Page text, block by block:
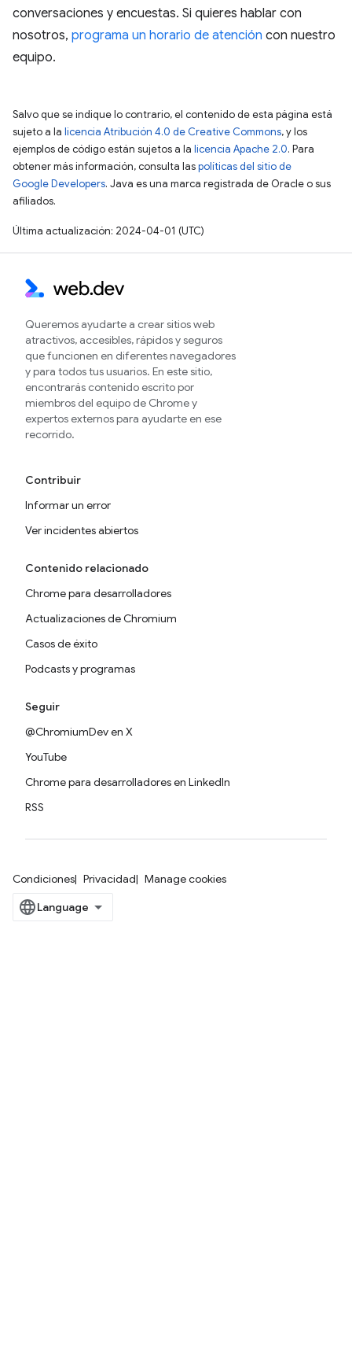
conversaciones y encuestas. Si quieres hablar con
nosotros, programa un horario de atención con nuestro
equipo.
Salvo que se indique lo contrario, el contenido de esta página está
sujeto a la licencia Atribución 4.0 de Creative Commons, y los
ejemplos de código están sujetos a la licencia Apache 2.0. Para
obtener más información, consulta laspolíticas del sitio de
Google Developers. Java es una marca registrada de Oracle o sus
afiliados.
Última actualización: 2024-04-01 (UTC)
Queremos ayudarte a crear sitios web
atractivos, accesibles, rápidos y seguros
que funcionen en diferentes navegadores
y para todos tus usuarios. En este sitio,
encontrarás contenido escrito por
miembros del equipo de Chrome y
expertos externos para ayudarte en ese
recorrido.
Contribuir
Informar un error
Ver incidentes abiertos
Contenido relacionado
Chrome para desarrolladores
Actualizaciones de Chromium
Casos de éxito
Podcasts y programas
Seguir
@ChromiumDev en X
YouTube
Chrome para desarrolladores en LinkedIn
RSS
Condiciones Privacidad Manage cookies